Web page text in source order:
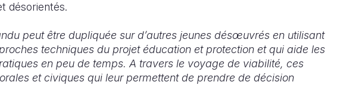
désorientés.
peut être dupliquée sur d’autres jeunes désœuvrés en utilisant
techniques du projet éducation et protection et qui aide les
en peu de temps. A travers le voyage de viabilité, ces
et civiques qui leur permettent de prendre de décision